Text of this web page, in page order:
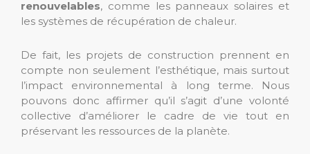
renouvelables, comme les panneaux solaires et
les systèmes de récupération de chaleur.
De fait, les projets de construction prennent en
compte non seulement l’esthétique, mais surtout
l’impact environnemental à long terme. Nous
pouvons donc affirmer qu’il s’agit d’une volonté
collective d’améliorer le cadre de vie tout en
préservant les ressources de la planète.